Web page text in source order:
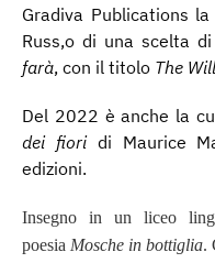
Gradiva Publications
Russ,o di una scelta
farà, con il titolo The
Del 2022 è anche la
dei fioridi Maurice
edizioni.
Insegno in un liceo
poesia Mosche in bottiglia.